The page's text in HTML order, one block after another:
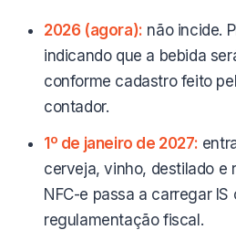
2026 (agora): não incide.
indicando que a bebida
conforme cadastro feito
contador.
1º de janeiro de 2027:
cerveja, vinho, destilado e
NFC-e passa a carregar IS
regulamentação fiscal.